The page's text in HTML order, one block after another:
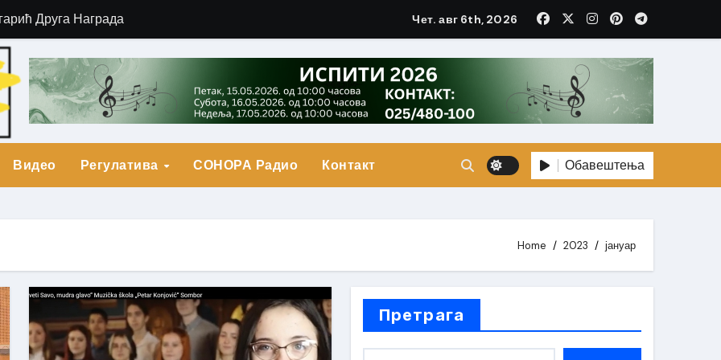
Друга Награда
награда
Чет. авг 6th, 2026
Видео Регулатива СОНОРА Радио Контакт Обавештења
Home 2023 јануар
Претрага